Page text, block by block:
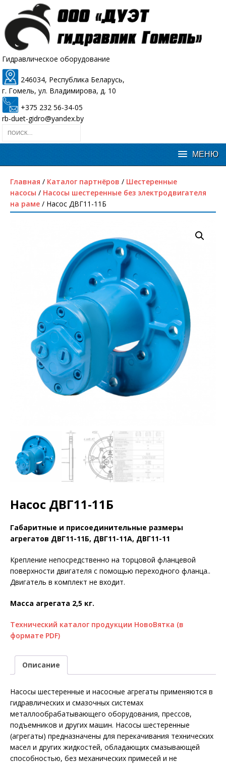
Гидравлическое оборудование
246034, Республика Беларусь,
г. Гомель, ул. Владимирова, д. 10
+375 232 56-34-05
rb-duet-gidro@yandex.by
Главная / Каталог партнёров / Шестеренные
насосы / Насосы шестеренные без электродвигателя
на раме / Насос ДВГ11-11Б
Насос ДВГ11-11Б
Габаритные и присоединительные pазмеpы
агрегатов ДВГ11-11Б, ДВГ11-11А, ДВГ11-11
Крепление непосредственно на торцовой фланцевой
поверхности двигателя с помощью переходного фланца..
Двигатель в комплект не входит.
Масса агрегата 2,5 кг.
Технический каталог продукции НовоВятка (в
формате PDF)
Описание
Насосы шестеренные и насосные агрегаты применяются в
гидравлических и смазочных системах
металлообрабатывающего оборудования, прессов,
подъемников и других машин. Насосы шестеренные
(агрегаты) предназначены для перекачивания технических
масел и других жидкостей, обладающих смазывающей
способностью, без механических примесей и не